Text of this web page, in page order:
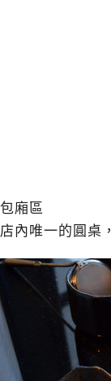
包廂區
店內唯一的圓桌